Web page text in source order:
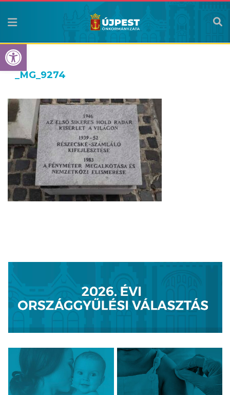
Eszköztár megnyitása
_MG_9274